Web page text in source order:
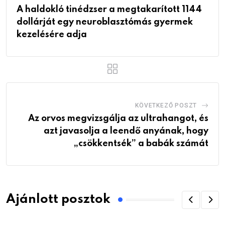
A haldokló tinédzser a megtakarított 1144
dollárját egy neuroblasztómás gyermek
kezelésére adja
KÖVETKEZŐ POSZT
Az orvos megvizsgálja az ultrahangot, és
azt javasolja a leendő anyának, hogy
„csökkentsék” a babák számát
Ajánlott posztok